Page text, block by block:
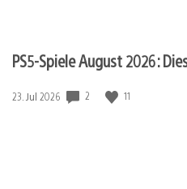
PS5-Spiele August 2026:
Veröffentlichungsdatum:
23. Jul 2026 2 11